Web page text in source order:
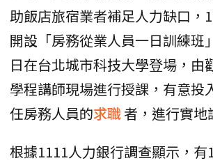
助飯店旅宿業者補足人力缺口，
開設「房務從業人員一日訓練班
日在台北城市科技大學登場，由
學程講師現場進行授課，有意投
任房務人員的求職者，進行實地
根據1111人力銀行調查顯示，有